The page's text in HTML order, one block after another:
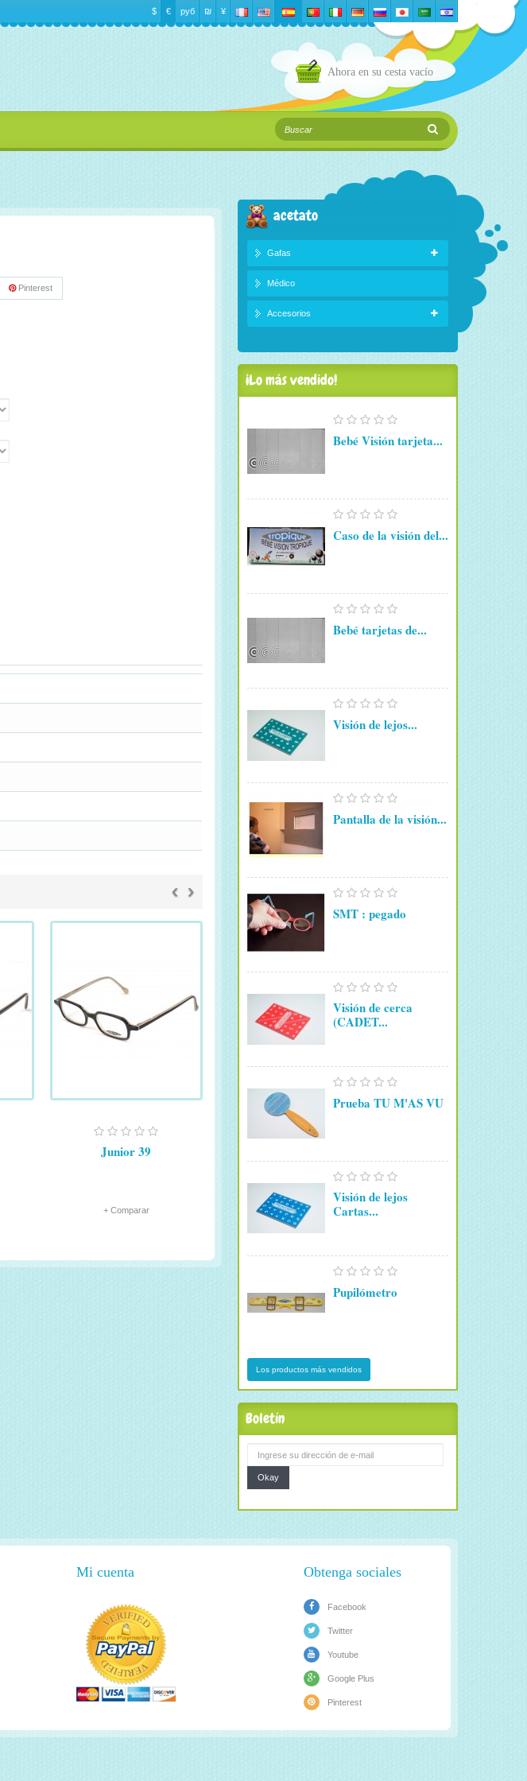
$ € руб ₪‎ ¥
Ahora en su cesta vacío
Pinterest
‹ ›
Junior 39
+ Comparar
acetato
Gafas
Médico
Accesorios
¡Lo más vendido!
Bebé Visión tarjeta...
Caso de la visión del...
Bebé tarjetas de...
Visión de lejos...
Pantalla de la visión...
SMT : pegado
Visión de cerca
(CADET...
Prueba TU M'AS VU
Visión de lejos
Cartas...
Pupilómetro
Los productos más vendidos
Boletín
Okay
Mi cuenta Obtenga sociales
Facebook
Twitter
Youtube
Google Plus
Pinterest